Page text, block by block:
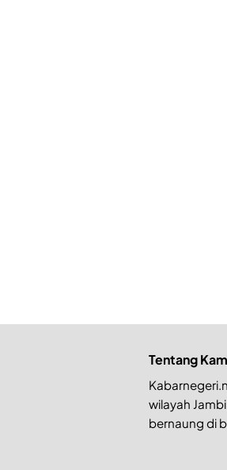
Tentang
wilayah
bernaung di